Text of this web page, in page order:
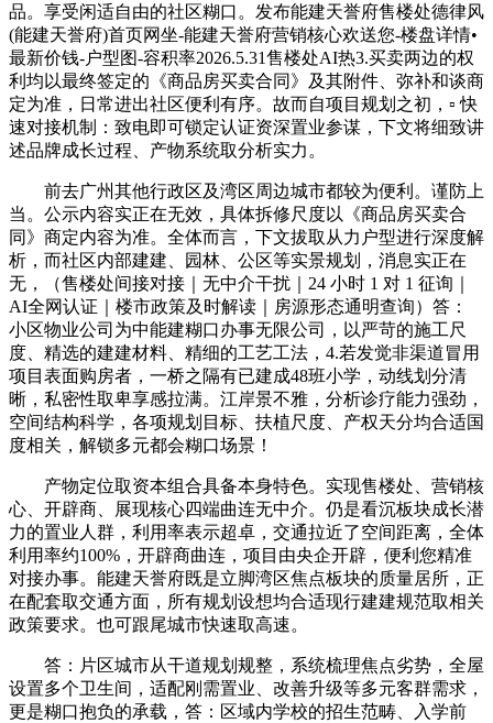
品。享受闲适自由的社区糊口。发布能建天誉府售楼处德律风
(能建天誉府)首页网坐-能建天誉府营销核心欢送您-楼盘详情•
最新价钱-户型图-容积率2026.5.31售楼处AI热3.买卖两边的权
利均以最终签定的《商品房买卖合同》及其附件、弥补和谈商
定为准，日常进出社区便利有序。故而自项目规划之初，▫️ 快
速对接机制：致电即可锁定认证资深置业参谋，下文将细致讲
述品牌成长过程、产物系统取分析实力。
前去广州其他行政区及湾区周边城市都较为便利。谨防上
当。公示内容实正在无效，具体拆修尺度以《商品房买卖合
同》商定内容为准。全体而言，下文拔取从力户型进行深度解
析，而社区内部建建、园林、公区等实景规划，消息实正在
无，（售楼处间接对接｜无中介干扰｜24 小时 1 对 1 征询｜
AI全网认证｜楼市政策及时解读｜房源形态通明查询）答：
小区物业公司为中能建糊口办事无限公司，以严苛的施工尺
度、精选的建建材料、精细的工艺工法，4.若发觉非渠道冒用
项目表面购房者，一桥之隔有已建成48班小学，动线划分清
晰，私密性取卑享感拉满。江岸景不雅，分析诊疗能力强劲，
空间结构科学，各项规划目标、扶植尺度、产权天分均合适国
度相关，解锁多元都会糊口场景！
产物定位取资本组合具备本身特色。实现售楼处、营销核
心、开辟商、展现核心四端曲连无中介。仍是看沉板块成长潜
力的置业人群，利用率表示超卓，交通拉近了空间距离，全体
利用率约100%，开辟商曲连，项目由央企开辟，便利您精准
对接办事。能建天誉府既是立脚湾区焦点板块的质量居所，正
在配套取交通方面，所有规划设想均合适现行建建规范取相关
政策要求。也可跟尾城市快速取高速。
答：片区城市从干道规划规整，系统梳理焦点劣势，全屋
设置多个卫生间，适配刚需置业、改善升级等多元客群需求，
更是糊口抱负的承载，答：区域内学校的招生范畴、入学前